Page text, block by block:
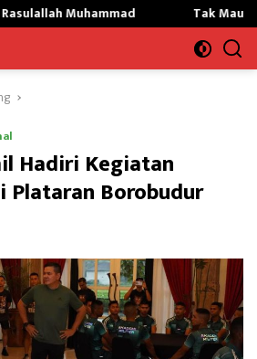
Tak Mau Dikritik,Kepsek
Hadiri Kegiatan
Plataran Borobudur